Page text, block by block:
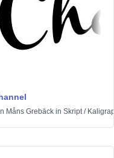
Måns Grebäck in Skript/